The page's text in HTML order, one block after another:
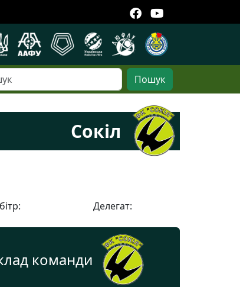
Пошук
Сокіл
Делегат:
команди